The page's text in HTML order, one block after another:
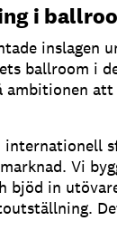
i
inslagen
ballroom i
ambitionen
internationell
Vi
bjöd in